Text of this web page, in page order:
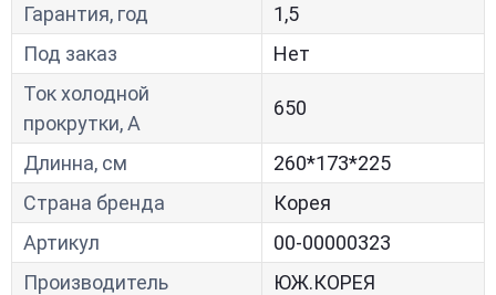
Гарантия, год
1,5
Под заказ
Нет
Ток холодной
прокрутки, A
650
Длинна, см
260*173*225
Страна бренда
Корея
Артикул
00-00000323
Производитель
ЮЖ.КОРЕЯ